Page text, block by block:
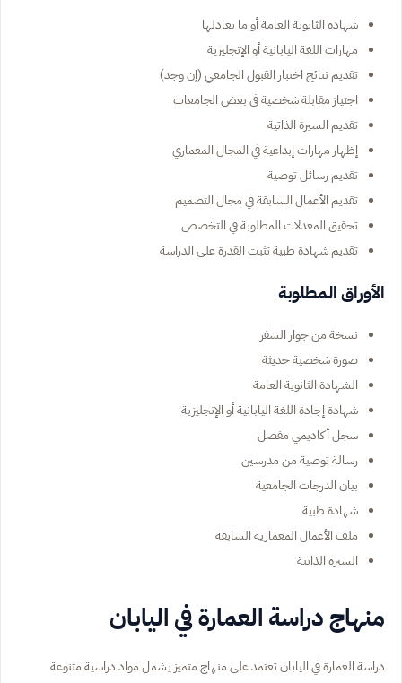
شهادة الثانوية العامة أو ما يعادلها
مهارات اللغة اليابانية أو الإنجليزية
تقديم نتائج اختبار القبول الجامعي (إن وجد)
اجتياز مقابلة شخصية في بعض الجامعات
تقديم السيرة الذاتية
إظهار مهارات إبداعية في المجال المعماري
تقديم رسائل توصية
تقديم الأعمال السابقة في مجال التصميم
تحقيق المعدلات المطلوبة في التخصص
تقديم شهادة طبية تثبت القدرة على الدراسة
الأوراق المطلوبة
نسخة من جواز السفر
صورة شخصية حديثة
الشهادة الثانوية العامة
شهادة إجادة اللغة اليابانية أو الإنجليزية
سجل أكاديمي مفصل
رسالة توصية من مدرسين
بيان الدرجات الجامعية
شهادة طبية
ملف الأعمال المعمارية السابقة
السيرة الذاتية
منهاج دراسة العمارة في اليابان
دراسة العمارة في اليابان تعتمد على منهاج متميز يشمل مواد دراسية متنوعة